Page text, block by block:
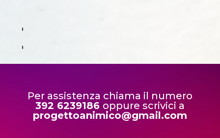
Per assistenza chiama il numero
392 6239186 oppure scrivici a
progettoanimico@gmail.com